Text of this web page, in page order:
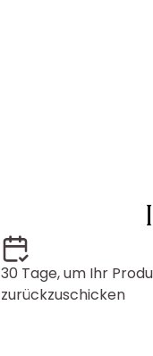
30 Tage, um Ihr
zurückzuschicken